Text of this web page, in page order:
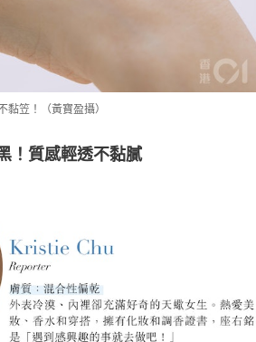
黏笠！（黃寶盈攝）
！質感輕透不黏膩